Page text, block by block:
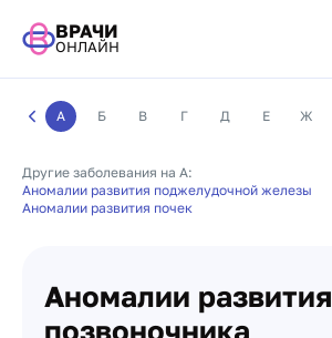
ВРАЧИ
ОНЛАЙН
А Б В Г Д Е Ж
Другие заболевания на А:
Аномалии развития поджелудочной железы
Аномалии развития почек
Аномалии развития
позвоночника